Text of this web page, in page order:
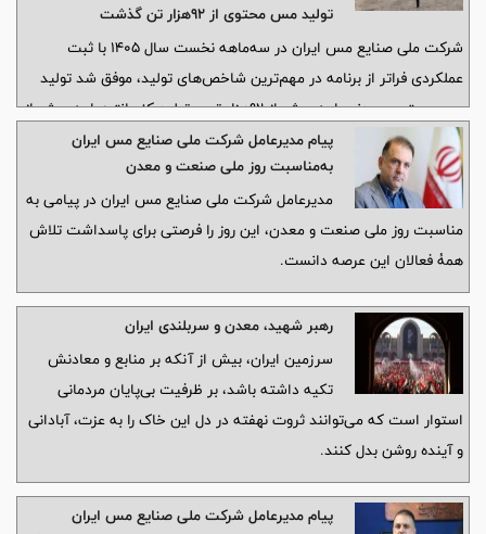
تولید مس محتوی از ۹۲هزار تن گذشت
شرکت ملی صنایع مس ایران در سه‌ماهه نخست سال ۱۴۰۵ با ثبت
عملکردی فراتر از برنامه در مهم‌ترین شاخص‌های تولید، موفق شد تولید
مس محتوی معدنی را به بیش از ۹۲هزار تن و تولید کنسانتره را به بیش از
۴۳۰هزار تن برساند؛ عملکردی که از تداوم روند رو به رشد تولید در این
شرکت حکایت دارد.
پیام مدیرعامل شرکت ملی صنایع مس ایران
به‌مناسبت روز ملی صنعت و معدن
مدیرعامل شرکت ملی صنایع مس ایران در پیامی به
مناسبت روز ملی صنعت و معدن، این روز را فرصتی برای پاسداشت تلاش
همۀ فعالان این عرصه دانست.
رهبر شهید، معدن و سربلندی ایران
سرزمین ایران، بیش از آنکه بر منابع و معادنش
تکیه داشته باشد، بر ظرفیت بی‌پایان مردمانی
استوار است که می‌توانند ثروت نهفته در دل این خاک را به عزت، آبادانی
و آینده روشن بدل کنند.
پیام مدیرعامل شرکت ملی صنایع مس ایران